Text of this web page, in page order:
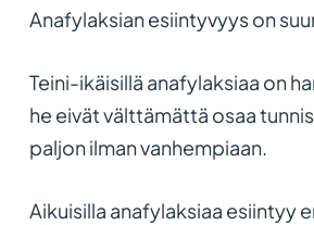
Anafylaksian esiintyvyys on
Teini-ikäisillä anafylaksiaa on
he eivät välttämättä osaa
paljon ilman vanhempiaan.
Aikuisilla anafylaksiaa esiintyy